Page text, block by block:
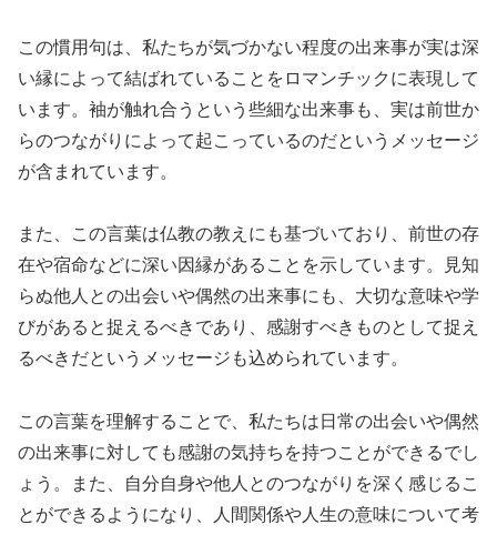
この慣用句は、私たちが気づかない程度の出来事が実は深
い縁によって結ばれていることをロマンチックに表現して
います。袖が触れ合うという些細な出来事も、実は前世か
らのつながりによって起こっているのだというメッセージ
が含まれています。
また、この言葉は仏教の教えにも基づいており、前世の存
在や宿命などに深い因縁があることを示しています。見知
らぬ他人との出会いや偶然の出来事にも、大切な意味や学
びがあると捉えるべきであり、感謝すべきものとして捉え
るべきだというメッセージも込められています。
この言葉を理解することで、私たちは日常の出会いや偶然
の出来事に対しても感謝の気持ちを持つことができるでし
ょう。また、自分自身や他人とのつながりを深く感じるこ
とができるようになり、人間関係や人生の意味について考